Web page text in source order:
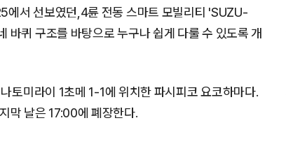
서 선보였던,4륜 전동 스마트 모빌리티 'SUZU-
바퀴 구조를 바탕으로 누구나 쉽게 다룰 수 있도록 개
토미라이 1초메 1-1에 위치한 파시피코 요코하마다.
막 날은 17:00에 폐장한다.